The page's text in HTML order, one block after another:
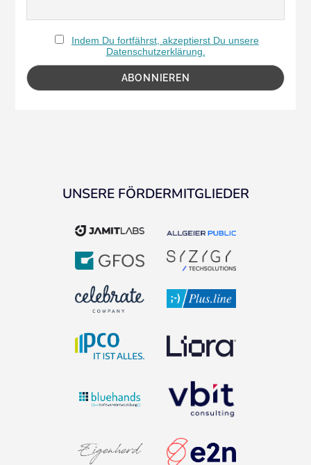
Indem Du fortfährst, akzeptierst Du unsere
Datenschutzerklärung.
UNSERE FÖRDERMITGLIEDER